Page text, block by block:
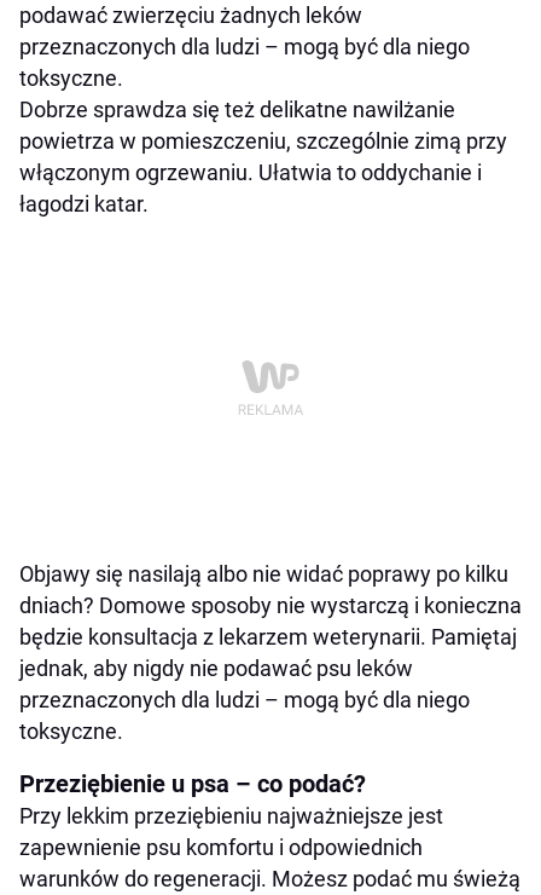
podawać zwierzęciu żadnych leków
przeznaczonych dla ludzi – mogą być dla niego
toksyczne.
Dobrze sprawdza się też delikatne nawilżanie
powietrza w pomieszczeniu, szczególnie zimą przy
włączonym ogrzewaniu. Ułatwia to oddychanie i
łagodzi katar.
Objawy się nasilają albo nie widać poprawy po kilku
dniach? Domowe sposoby nie wystarczą i konieczna
będzie konsultacja z lekarzem weterynarii. Pamiętaj
jednak, aby nigdy nie podawać psu leków
przeznaczonych dla ludzi – mogą być dla niego
toksyczne.
Przeziębienie u psa – co podać?
Przy lekkim przeziębieniu najważniejsze jest
zapewnienie psu komfortu i odpowiednich
warunków do regeneracji. Możesz podać mu świeżą